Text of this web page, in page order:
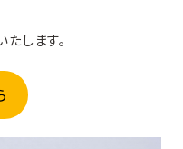
します。